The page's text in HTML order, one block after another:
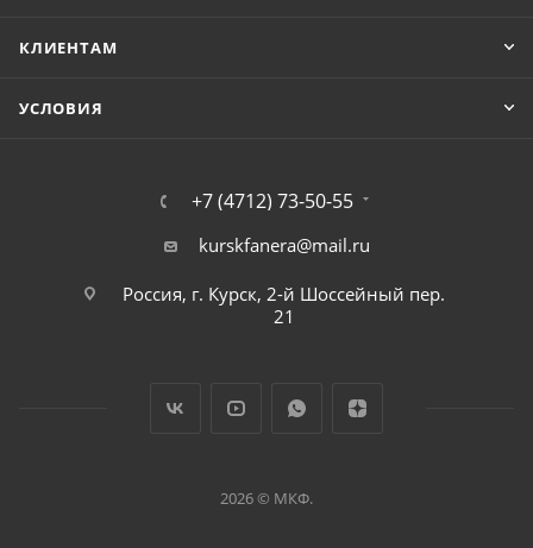
КЛИЕНТАМ
УСЛОВИЯ
+7 (4712) 73-50-55
kurskfanera@mail.ru
Россия, г. Курск, 2-й Шоссейный пер.
21
2026 © МКФ.